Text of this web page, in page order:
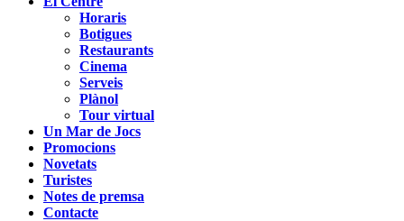
Horaris
Botigues
Restaurants
Cinema
Serveis
Plànol
Tour virtual
Un Mar de Jocs
Promocions
Novetats
Turistes
Notes de premsa
Contacte